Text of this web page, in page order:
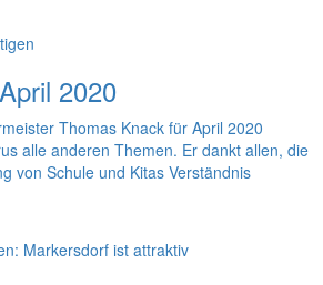
2020
Thomas Knack für April 2020
alle anderen Themen. Er dankt allen, die
von Schule und Kitas Verständnis
Markersdorf ist attraktiv